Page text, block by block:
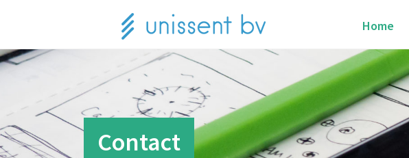
Home
Contact